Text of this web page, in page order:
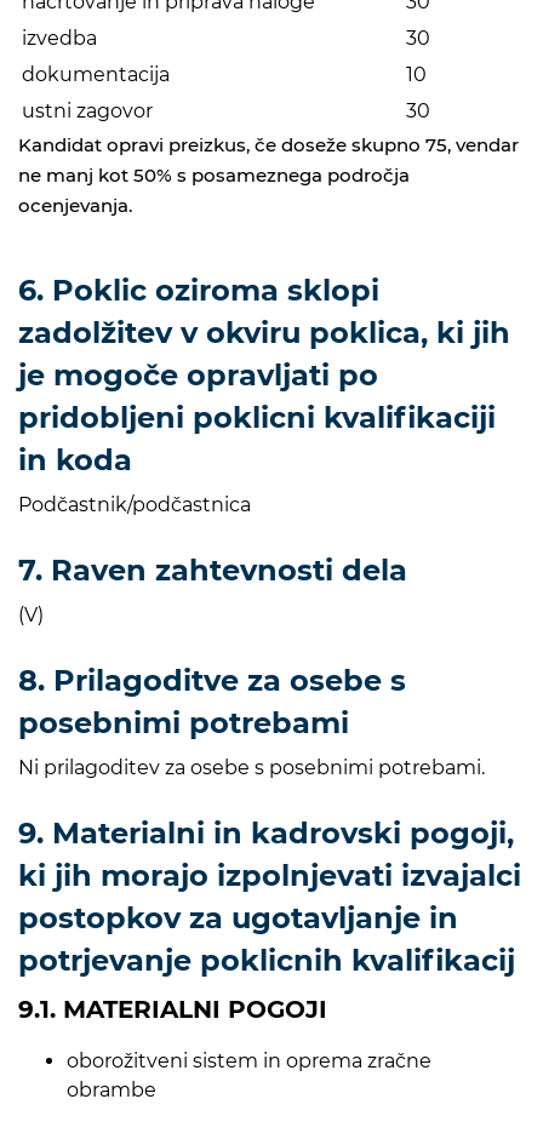
izvedba
30
dokumentacija
10
ustni zagovor
30
Kandidat opravi preizkus, če doseže skupno 75, vendar
ne manj kot 50% s posameznega področja
ocenjevanja.
6. Poklic oziroma sklopi
zadolžitev v okviru poklica, ki jih
je mogoče opravljati po
pridobljeni poklicni kvalifikaciji
in koda
Podčastnik/podčastnica
7. Raven zahtevnosti dela
(V)
8. Prilagoditve za osebe s
posebnimi potrebami
Ni prilagoditev za osebe s posebnimi potrebami.
9. Materialni in kadrovski pogoji,
ki jih morajo izpolnjevati izvajalci
postopkov za ugotavljanje in
potrjevanje poklicnih kvalifikacij
9.1. MATERIALNI POGOJI
oborožitveni sistem in oprema zračne
obrambe